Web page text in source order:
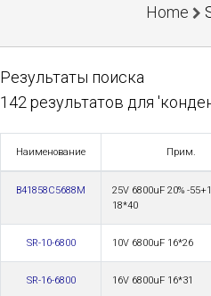
Home
Результаты поиска
142 результатов для
Наименование Прим.
B41858C5688M
25V 6800uF 20% -
18*40
SR-10-6800 10V 6800uF 16*26
SR-16-6800 16V 6800uF 16*31